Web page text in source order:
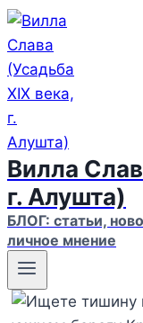
Вилла
г. Алушта)
БЛОГ: статьи,
личное мнение